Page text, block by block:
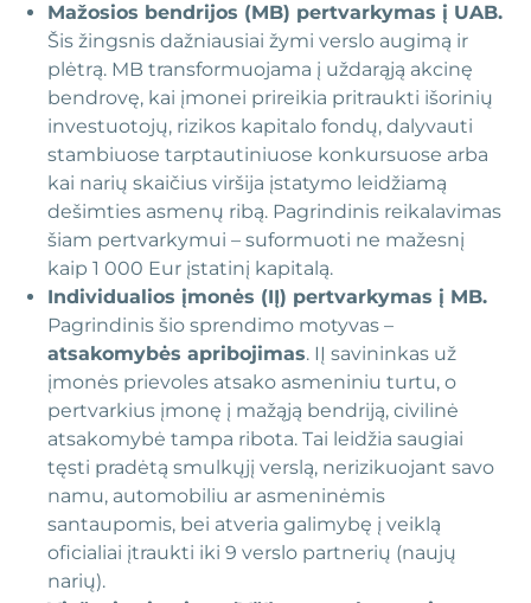
Mažosios bendrijos (MB) pertvarkymas į UAB.
Šis žingsnis dažniausiai žymi verslo augimą ir
plėtrą. MB transformuojama į uždarąją akcinę
bendrovę, kai įmonei prireikia pritraukti išorinių
investuotojų, rizikos kapitalo fondų, dalyvauti
stambiuose tarptautiniuose konkursuose arba
kai narių skaičius viršija įstatymo leidžiamą
dešimties asmenų ribą. Pagrindinis reikalavimas
šiam pertvarkymui – suformuoti ne mažesnį
kaip 1 000 Eur įstatinį kapitalą.
Individualios įmonės (IĮ) pertvarkymas į MB.
Pagrindinis šio sprendimo motyvas –
atsakomybės apribojimas. IĮ savininkas už
įmonės prievoles atsako asmeniniu turtu, o
pertvarkius įmonę į mažąją bendriją, civilinė
atsakomybė tampa ribota. Tai leidžia saugiai
tęsti pradėtą smulkųjį verslą, nerizikuojant savo
namu, automobiliu ar asmeninėmis
santaupomis, bei atveria galimybę į veiklą
oficialiai įtraukti iki 9 verslo partnerių (naujų
narių).